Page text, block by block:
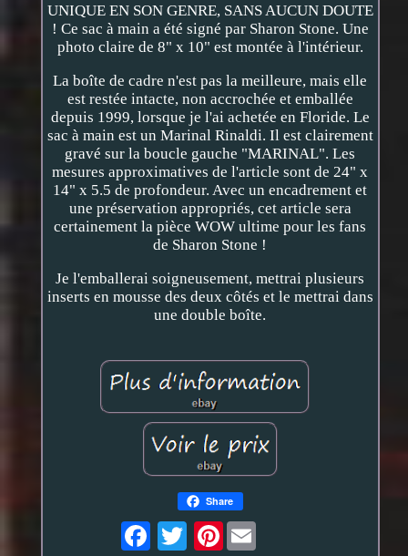
UNIQUE EN SON GENRE, SANS AUCUN DOUTE
! Ce sac à main a été signé par Sharon Stone. Une
photo claire de 8" x 10" est montée à l'intérieur.
La boîte de cadre n'est pas la meilleure, mais elle
est restée intacte, non accrochée et emballée
depuis 1999, lorsque je l'ai achetée en Floride. Le
sac à main est un Marinal Rinaldi. Il est clairement
gravé sur la boucle gauche "MARINAL". Les
mesures approximatives de l'article sont de 24" x
14" x 5.5 de profondeur. Avec un encadrement et
une préservation appropriés, cet article sera
certainement la pièce WOW ultime pour les fans
de Sharon Stone !
Je l'emballerai soigneusement, mettrai plusieurs
inserts en mousse des deux côtés et le mettrai dans
une double boîte.
Share
Pinterest